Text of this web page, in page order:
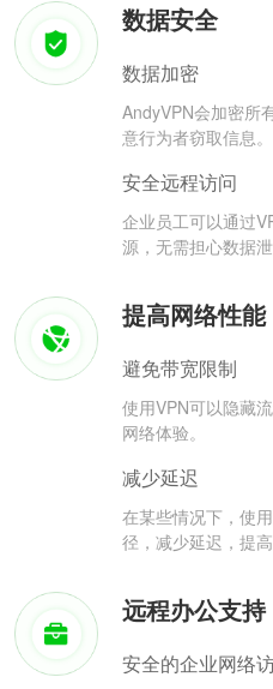
数据安全
数据加密
AndyVPN会加密所
意行为者窃取信息。
安全远程访问
企业员工可以通过
源，无需担心数据泄
提高网络性能
避免带宽限制
使用VPN可以隐藏
网络体验。
减少延迟
在某些情况下，使
径，减少延迟，提高
远程办公支持
安全的企业网络